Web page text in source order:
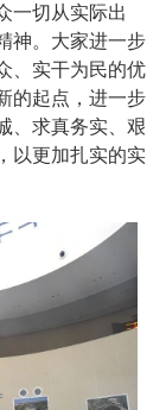
一切从实际出
神。大家进一步
、实干为民的优
的起点，进一步
、求真务实、艰
以更加扎实的实